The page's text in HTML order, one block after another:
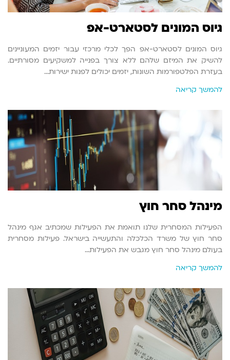
גיוס המונים לסטארט-אפ
גיוס המונים לסטארט-אפ הפך לכלי מרכזי עבור יזמים המעוניינים
להשיק את המיזם שלהם ללא צורך בפנייה למשקיעים מסורתיים.
בעזרת הפלטפורמות השונות, יזמים יכולים לפנות ישירות…
להמשך קריאה
מינהל סחר חוץ
הפעילות המסחרית שלנו תואמת את הפעילות שמכתיב אגף מינהל
סחר חוץ של משרד הכלכלה והתעשייה בישראל. פעילות מסחרית
בעולם מינהל סחר חוץ מגבש את הפעילות…
להמשך קריאה